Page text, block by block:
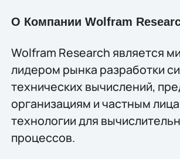
О Компании Wolfram
Wolfram Research является
лидером рынка разработки
технических вычислений,
организациям и частным
технологии для
процессов.